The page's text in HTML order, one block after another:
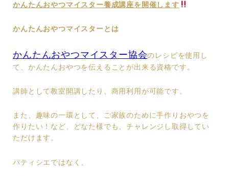
かんたんおやつマイスター養成講座を開催します
かんたんおやつマイスターとは
かんたんおやつマイスター協会のレシピを使用し
て、かんたんおやつを伝えることが出来る資格です。
講師として教室開講したり、商用利用が可能です。
また、趣味の一環として、ご家族のために手作りおやつを
作りたい！など、どなた様でも、チャレンジし取得してい
ただけます。
パティシエではなく、